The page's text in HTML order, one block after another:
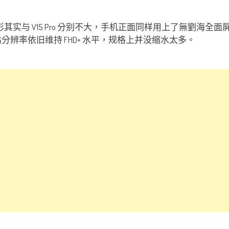
其实与 V15 Pro 分别不大，手机正面同样用上了無劉海全
辨率依旧维持 FHD+ 水平，规格上并没缩水太多。